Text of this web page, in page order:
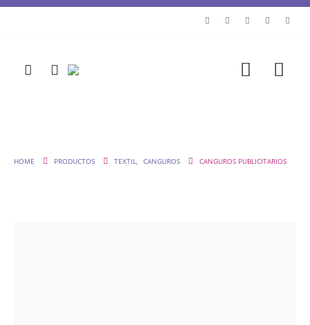
HOME PRODUCTOS TEXTIL, CANGUROS CANGUROS PUBLICITARIOS